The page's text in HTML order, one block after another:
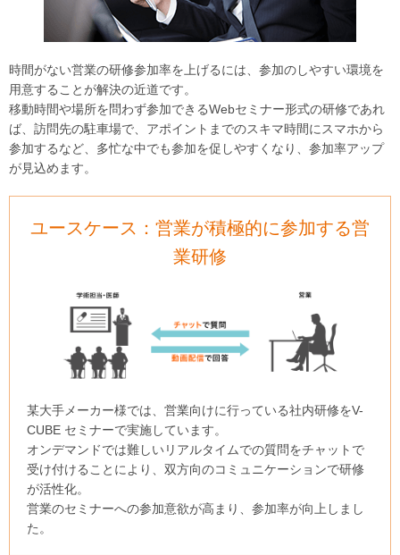
時間がない営業の研修参加率を上げるには、参加のしやすい環境を
用意することが解決の近道です。
移動時間や場所を問わず参加できるWebセミナー形式の研修であれ
ば、訪問先の駐車場で、アポイントまでのスキマ時間にスマホから
参加するなど、多忙な中でも参加を促しやすくなり、参加率アップ
が見込めます。
ユースケース：営業が積極的に参加する営
業研修
某大手メーカー様では、営業向けに行っている社内研修をV-
CUBE セミナーで実施しています。
オンデマンドでは難しいリアルタイムでの質問をチャットで
受け付けることにより、双方向のコミュニケーションで研修
が活性化。
営業のセミナーへの参加意欲が高まり、参加率が向上しまし
た。